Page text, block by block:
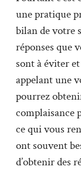
une pratique
bilan de votre
réponses que
sont à éviter
appelant une
pourrez
complaisance
ce qui vous
ont souvent
d’obtenir des